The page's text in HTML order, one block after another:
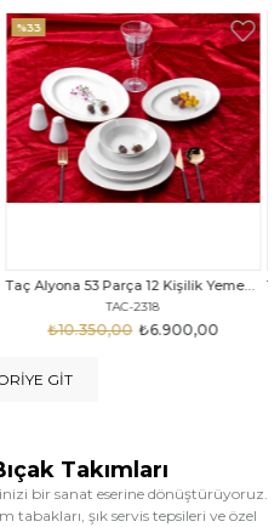
TAC-2316
₺9.499,00
₺12.669,00
%25
GIT
Takımları
bir sanat eserine dönüştürüyoruz.
tabakları, şık servis tepsileri ve özel